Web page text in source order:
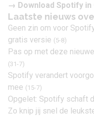
→ Download Spotify in
Laatste nieuws
Geen zin om voor
gratis versie (5-8)
Pas op met deze
(31-7)
Spotify verandert
mee (15-7)
Opgelet: Spotify schaft
Zo knip jij snel de